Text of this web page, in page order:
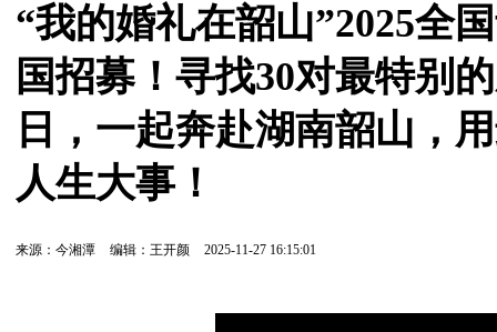
“我的婚礼在韶山”2025全
国招募！寻找30对最特别
日，一起奔赴湖南韶山，
人生大事！
来源：今湘潭 编辑：王开颜 2025-11-27 16:15:01